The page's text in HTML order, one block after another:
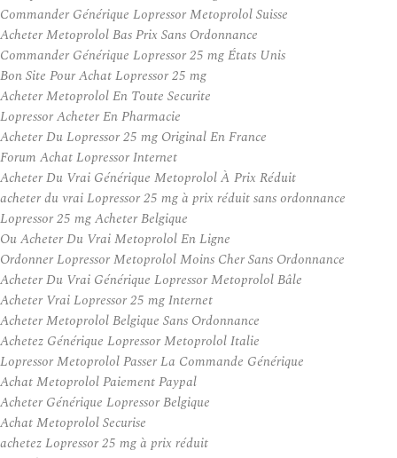
Commander Générique Lopressor Metoprolol Suisse
Acheter Metoprolol Bas Prix Sans Ordonnance
Commander Générique Lopressor 25 mg États Unis
Bon Site Pour Achat Lopressor 25 mg
Acheter Metoprolol En Toute Securite
Lopressor Acheter En Pharmacie
Acheter Du Lopressor 25 mg Original En France
Forum Achat Lopressor Internet
Acheter Du Vrai Générique Metoprolol À Prix Réduit
acheter du vrai Lopressor 25 mg à prix réduit sans ordonnance
Lopressor 25 mg Acheter Belgique
Ou Acheter Du Vrai Metoprolol En Ligne
Ordonner Lopressor Metoprolol Moins Cher Sans Ordonnance
Acheter Du Vrai Générique Lopressor Metoprolol Bâle
Acheter Vrai Lopressor 25 mg Internet
Acheter Metoprolol Belgique Sans Ordonnance
Achetez Générique Lopressor Metoprolol Italie
Lopressor Metoprolol Passer La Commande Générique
Achat Metoprolol Paiement Paypal
Acheter Générique Lopressor Belgique
Achat Metoprolol Securise
achetez Lopressor 25 mg à prix réduit